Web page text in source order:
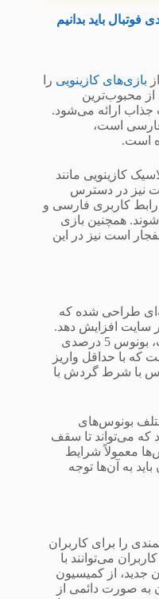
فوتبال باید بدانیم
بازی‌های کازینویی را
از محبوب‌ترین
جذاب ارائه می‌شود.
فارسی است،
است.
کازینویی مانند
نیز در دسترس
رابط کاربری فارسی و
همچنین بازی
است نیز در این
جوایز تاس 90 به گونه‌ای طراحی شده که
سایت افزایش دهد.
یکی از جذاب‌ترین بونوس‌های این سایت، بونوس 5 درصدی
که با حداقل واریز
با شرط گردش با
بونوس‌های
که می‌تواند تا سقف
معمولاً شرایط
به آن‌ها توجه
را برای کاربران
می‌توانند با
جدید، از کمیسیون
به صورت دائمی از